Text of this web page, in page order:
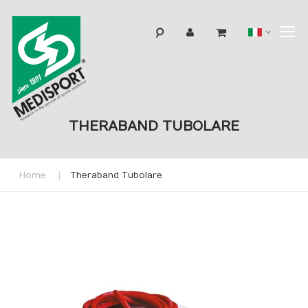
Lingua
THERABAND TUBOLARE
Home Theraband Tubolare